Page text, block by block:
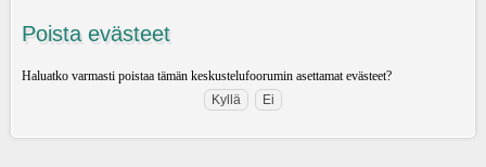
Poista evästeet
Haluatko varmasti poistaa tämän keskustelufoorumin asettamat evästeet?